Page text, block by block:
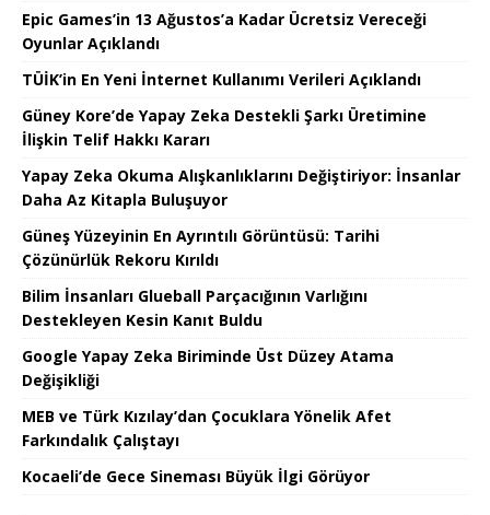
Epic Games’in 13 Ağustos’a Kadar Ücretsiz Vereceği
Oyunlar Açıklandı
TÜİK’in En Yeni İnternet Kullanımı Verileri Açıklandı
Güney Kore’de Yapay Zeka Destekli Şarkı Üretimine
İlişkin Telif Hakkı Kararı
Yapay Zeka Okuma Alışkanlıklarını Değiştiriyor: İnsanlar
Daha Az Kitapla Buluşuyor
Güneş Yüzeyinin En Ayrıntılı Görüntüsü: Tarihi
Çözünürlük Rekoru Kırıldı
Bilim İnsanları Glueball Parçacığının Varlığını
Destekleyen Kesin Kanıt Buldu
Google Yapay Zeka Biriminde Üst Düzey Atama
Değişikliği
MEB ve Türk Kızılay’dan Çocuklara Yönelik Afet
Farkındalık Çalıştayı
Kocaeli’de Gece Sineması Büyük İlgi Görüyor